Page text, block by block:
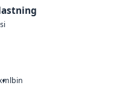
bin